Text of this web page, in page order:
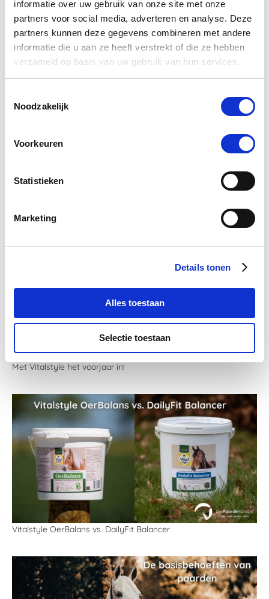
informatie over uw gebruik van onze site met onze
partners voor social media, adverteren en analyse. Deze
partners kunnen deze gegevens combineren met andere
informatie die u aan ze heeft verstrekt of die ze hebben
verzameld op basis van uw gebruik van hun services.
Noodzakelijk
Voorkeuren
Statistieken
Marketing
Details tonen
Alles toestaan
Selectie toestaan
toon meer
Recente berichten
Met Vitalstyle het voorjaar in!
Vitalstyle OerBalans vs. DailyFit Balancer